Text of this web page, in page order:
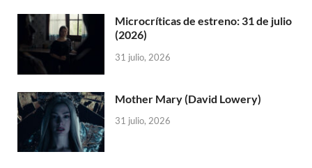
Microcríticas de estreno: 31 de julio
(2026)
31 julio, 2026
Mother Mary (David Lowery)
31 julio, 2026